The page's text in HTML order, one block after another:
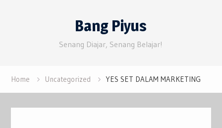
Bang Piyus
Senang Diajar, Senang Belajar!
Home Uncategorized YES SET DALAM MARKETING